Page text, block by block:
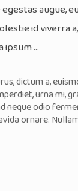
augue,
id viverra
ipsum …
dictum a,
urna mi,
neque odio
ornare.